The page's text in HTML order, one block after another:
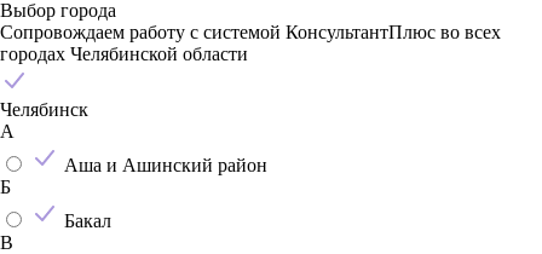
Выбор города
Сопровождаем работу с системой КонсультантПлюс во всех
городах Челябинской области
Челябинск
А
Аша и Ашинский район
Б
Бакал
В